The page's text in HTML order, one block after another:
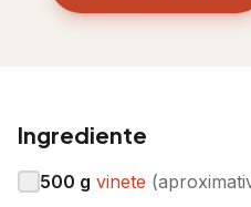
Ingrediente
500 g vinete (